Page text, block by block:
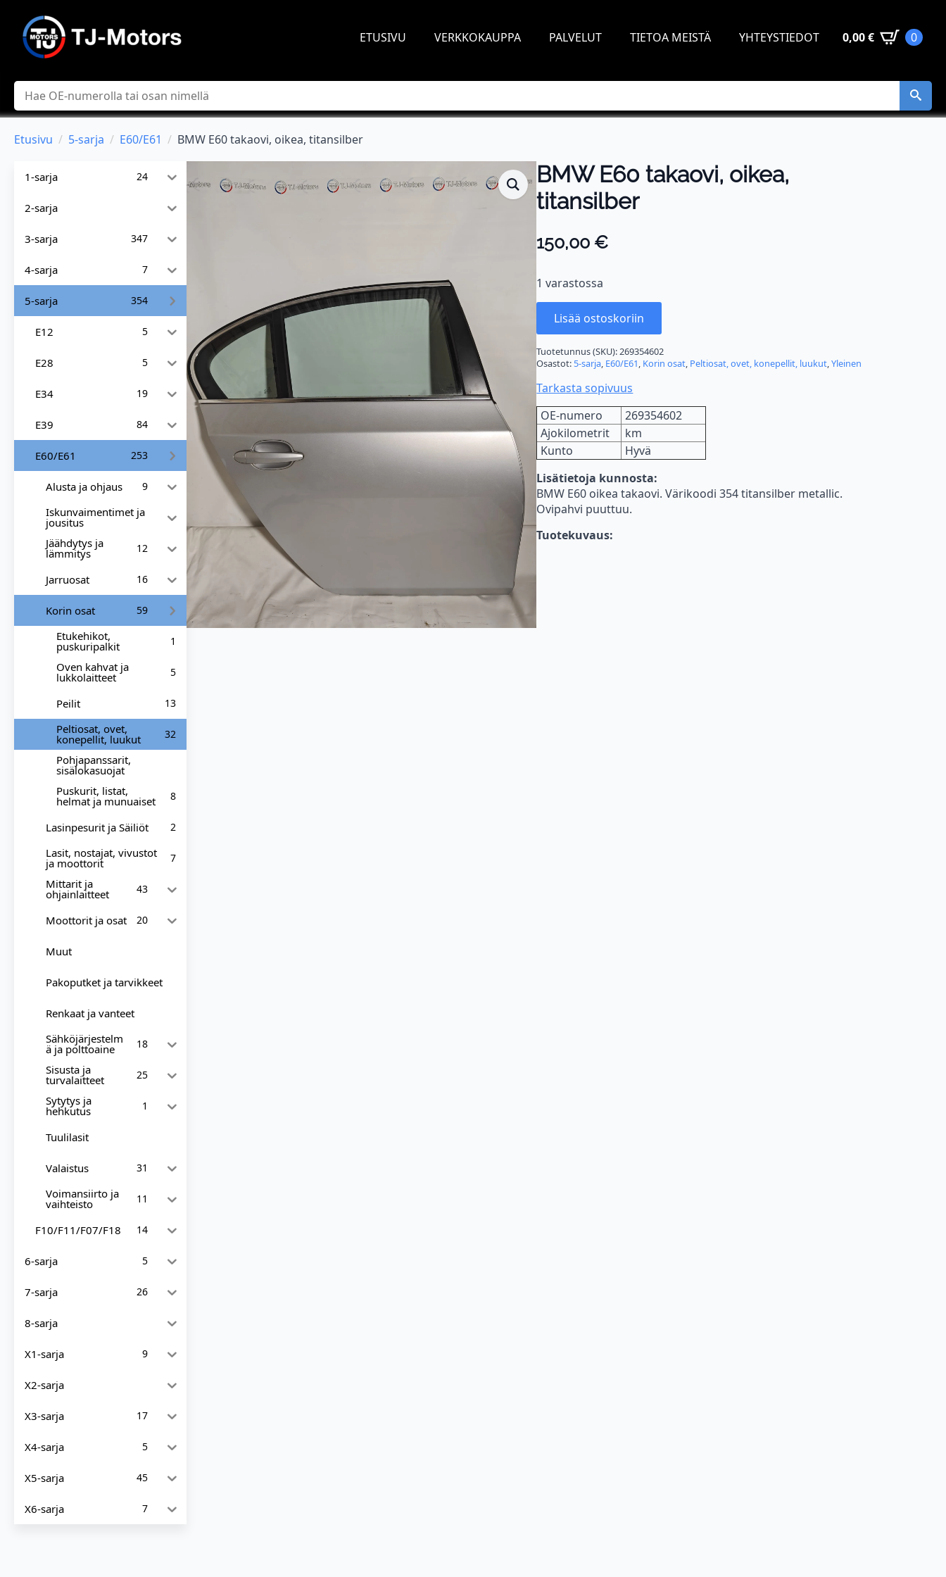
ETUSIVU VERKKOKAUPPA PALVELUT TIETOA MEISTÄ YHTEYSTIEDOT 0,00€ 0
Hae
Etusivu 5-sarja E60/E61 BMW E60 takaovi, oikea, titansilber
1-sarja 24
2-sarja
3-sarja 347
4-sarja 7
5-sarja 354
E12 5
E28 5
E34 19
E39 84
E60/E61 253
Alusta ja ohjaus 9
Iskunvaimentimet ja
jousitus
Jäähdytys ja
lämmitys 12
Jarruosat 16
Korin osat 59
Etukehikot,
puskuripalkit 1
Oven kahvat ja
lukkolaitteet 5
Peilit 13
Peltiosat, ovet,
konepellit, luukut 32
Pohjapanssarit,
sisälokasuojat
Puskurit, listat,
helmat ja munuaiset 8
Lasinpesurit ja Säiliöt 2
Lasit, nostajat, vivustot
ja moottorit 7
Mittarit ja
ohjainlaitteet 43
Moottorit ja osat 20
Muut
Pakoputket ja tarvikkeet
Renkaat ja vanteet
Sähköjärjestelm
ä ja polttoaine 18
Sisusta ja
turvalaitteet 25
Sytytys ja
hehkutus 1
Tuulilasit
Valaistus 31
Voimansiirto ja
vaihteisto 11
F10/F11/F07/F18 14
6-sarja 5
7-sarja 26
8-sarja
X1-sarja 9
X2-sarja
X3-sarja 17
X4-sarja 5
X5-sarja 45
X6-sarja 7
BMW E60 takaovi, oikea,
titansilber
150,00€
1 varastossa
Lisää ostoskoriin
Tuotetunnus (SKU):269354602
Osastot: 5-sarja, E60/E61, Korin osat, Peltiosat, ovet, konepellit, luukut,Yleinen
Tarkasta sopivuus
OE-numero
269354602
Ajokilometrit
km
Kunto
Hyvä
Lisätietoja kunnosta:
BMW E60 oikea takaovi. Värikoodi 354 titansilber metallic.
Ovipahvi puuttuu.
Tuotekuvaus: